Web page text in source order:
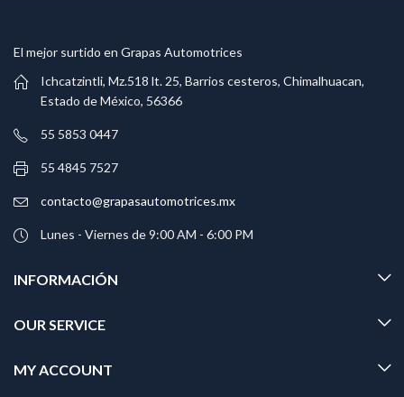
El mejor surtido en Grapas Automotrices
Ichcatzintli, Mz.518 lt. 25, Barrios cesteros, Chimalhuacan,
Estado de México, 56366
55 5853 0447
55 4845 7527
contacto@grapasautomotrices.mx
Lunes - Viernes de 9:00 AM - 6:00 PM
INFORMACIÓN
OUR SERVICE
MY ACCOUNT